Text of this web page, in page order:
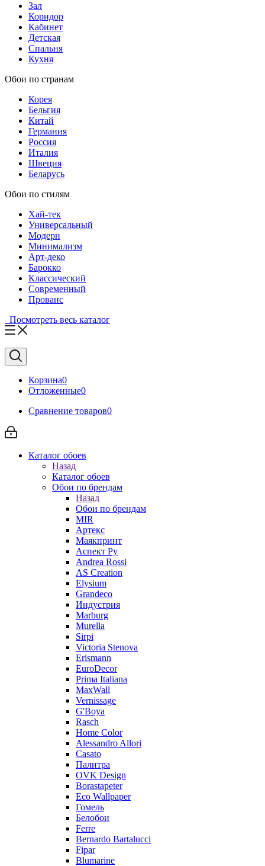
Зал
Коридор
Кабинет
Детская
Спальня
Кухня
Обои по странам
Корея
Бельгия
Китай
Германия
Россия
Италия
Швеция
Беларусь
Обои по стилям
Хай-тек
Универсальный
Модерн
Минимализм
Арт-деко
Барокко
Классический
Современный
Прованс
Посмотреть весь каталог
Корзина0
Отложенные0
Сравнение товаров0
Каталог обоев
Назад
Каталог обоев
Обои по брендам
Назад
Обои по брендам
MIR
Артекс
Маякпринт
Аспект Ру
Andrea Rossi
AS Creation
Elysium
Grandeco
Индустрия
Marburg
Murella
Sirpi
Victoria Stenova
Erismann
EuroDecor
Prima Italiana
MaxWall
Vernissage
G'Boya
Rasch
Home Color
Alessandro Allori
Casato
Палитра
OVK Design
Borastapeter
Eco Wallpaper
Гомель
Белобои
Ferre
Bernardo Bartalucci
Fipar
Blumarine